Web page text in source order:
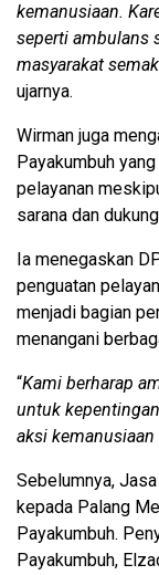
kemanusiaan.
seperti ambulans
masyarakat
ujarnya.
Wirman juga
Payakumbuh
pelayanan
sarana dan
Ia menegaskan
penguatan
menjadi bagian
menangani
“Kami berharap
untuk
aksi
Sebelumnya,
kepada Palang
Payakumbuh.
Payakumbuh,